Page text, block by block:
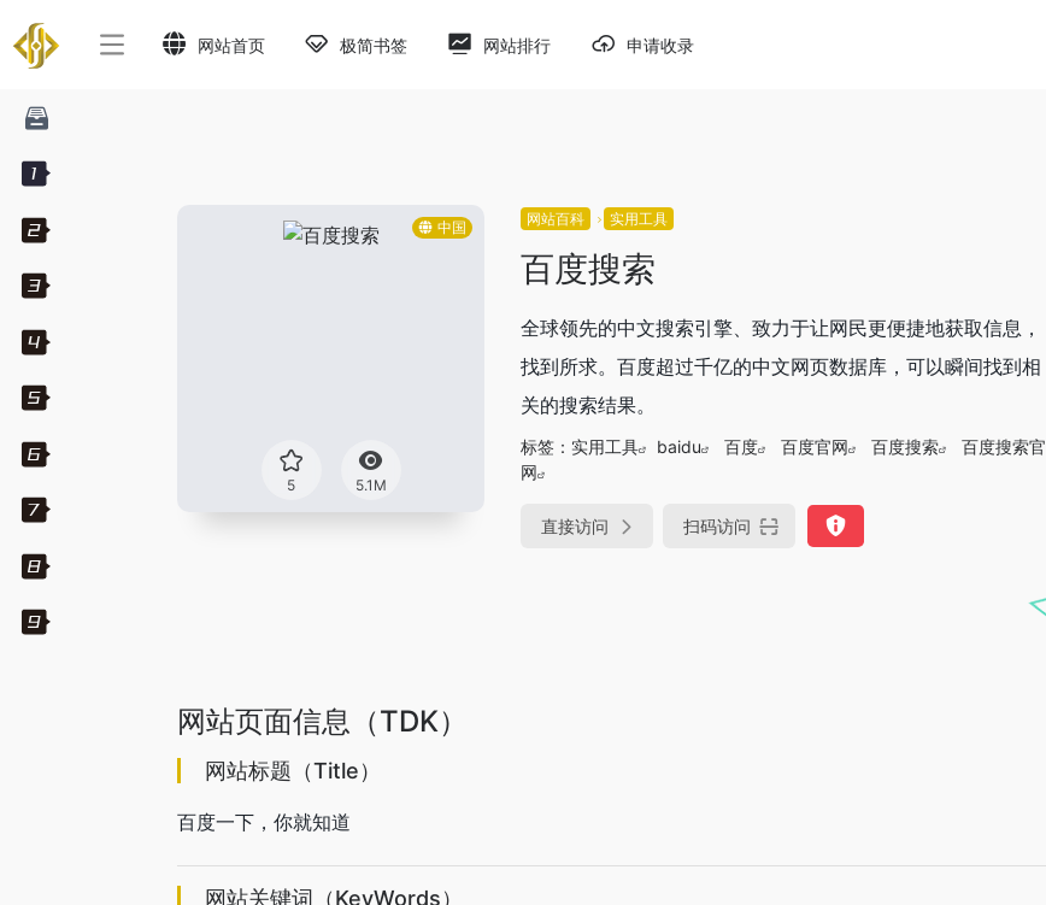
网站首页 极简书签 网站排行 申请收录
中国
5 5.1M
网站百科 实用工具
百度搜索
全球领先的中文搜索引擎、致力于让网民更便捷地获取信息，
找到所求。百度超过千亿的中文网页数据库，可以瞬间找到相
关的搜索结果。
标签： 实用工具 baidu 百度 百度官网 百度搜索
百度搜索官
网
直接访问 扫码访问
网站页面信息（TDK）
网站标题（Title）
百度一下，你就知道
网站关键词（KeyWords）